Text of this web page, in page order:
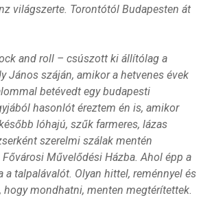
világszerte. Torontótól Budapesten át
and roll – csúszott ki állítólag a
János száján, amikor a hetvenes évek
betévedt egy budapesti
hasonlót éreztem én is, amikor
lóhajú, szűk farmeres, lázas
szerelmi szálak mentén
Művelődési Házba. Ahol épp a
a talpalávalót. Olyan hittel, reménnyel és
hogy mondhatni, menten megtérítettek.